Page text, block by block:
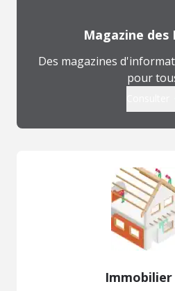
Magazine
Des magazines
pour